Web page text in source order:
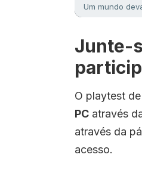
Um mundo
Junte-
O playtest de
PCatravés
através da
acesso.